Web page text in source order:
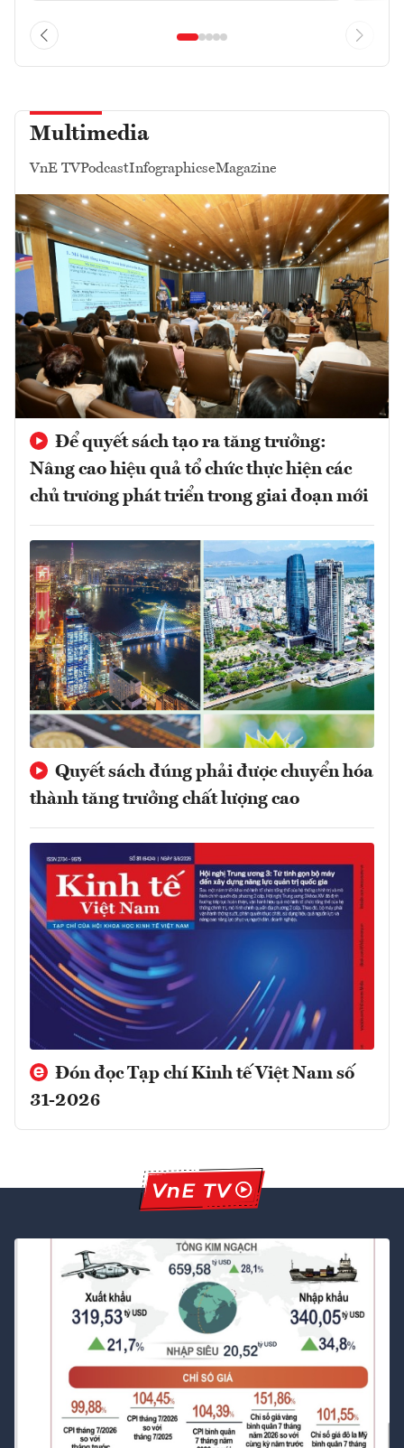
Multimedia
VnE TVPodcastInfographicseMagazine
Để quyết sách tạo ra tăng trưởng:
Nâng cao hiệu quả tổ chức thực hiện các
chủ trương phát triển trong giai đoạn mới
Quyết sách đúng phải được chuyển hóa
thành tăng trưởng chất lượng cao
Đón đọc Tạp chí Kinh tế Việt Nam số
31-2026